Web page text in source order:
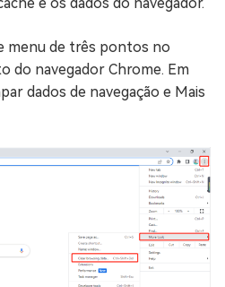
menu de três pontos no
do navegador Chrome. Em
dados de navegação e Mais